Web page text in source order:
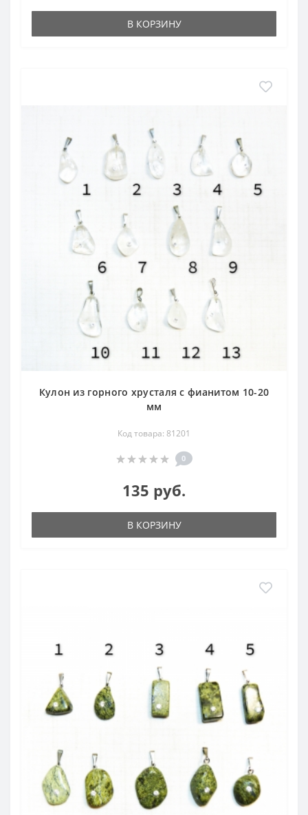
В КОРЗИНУ
Кулон из горного хрусталя с фианитом 10-20
мм
Код товара: 81201
0
135 руб.
В КОРЗИНУ